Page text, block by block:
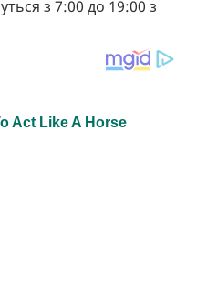
з 7:00 до 19:00 з